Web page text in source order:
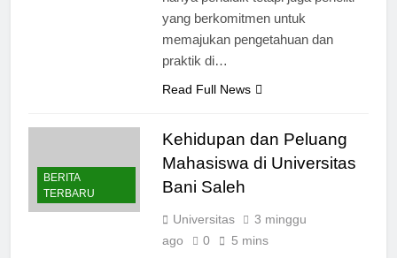
hanya pendidik tetapi juga peneliti
yang berkomitmen untuk
memajukan pengetahuan dan
BERITA
Kehidupan dan Peluang
Mahasiswa di Universitas
Universitas
3 minggu